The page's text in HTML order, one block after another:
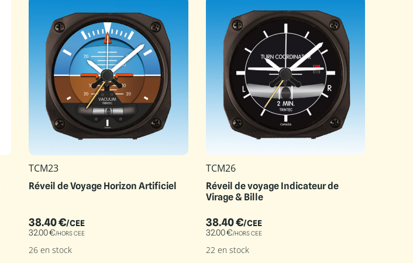
TCM23
Réveil de Voyage Horizon Artificiel
38.40€/CEE
32.00€/HORS CEE
26 en stock
TCM26
Réveil de voyage Indicateur de
Virage & Bille
38.40€/CEE
32.00€/HORS CEE
22 en stock